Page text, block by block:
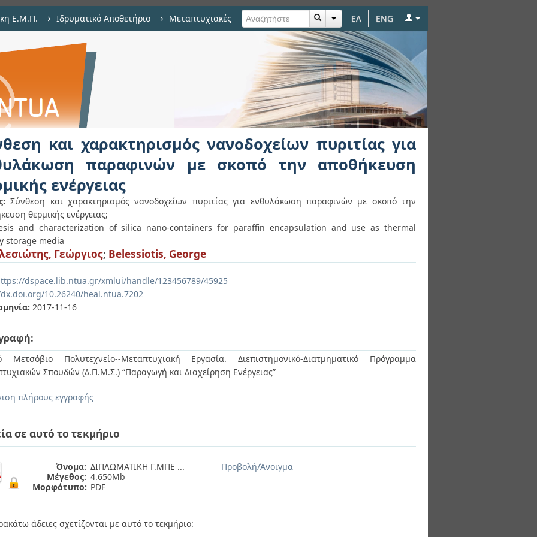
ΕΛ ENG
Ε.Μ.Π. → Ιδρυματικό Αποθετήριο → Μεταπτυχιακές
νανοδοχείων πυριτίας για ενθυλάκωση
την αποθήκευση θερμικής ενέργειας
και χαρακτηρισμός νανοδοχείων πυριτίας για
παραφινών με σκοπό την αποθήκευση
ενέργειας
Σύνθεση και χαρακτηρισμός νανοδοχείων πυριτίας για ενθυλάκωση παραφινών με σκοπό την
θερμικής ενέργειας;
and characterization of silica nano-containers for paraffin encapsulation and use as thermal
storage media
Γεώργιος; Belessiotis, George
dspace.lib.ntua.gr/xmlui/handle/123456789/45925
10.26240/heal.ntua.7202
2017-11-16
Μετσόβιο Πολυτεχνείο--Μεταπτυχιακή Εργασία. Διεπιστημονικό-Διατμηματικό Πρόγραμμα
Σπουδών (Δ.Π.Μ.Σ.) “Παραγωγή και Διαχείρηση Ενέργειας”
πλήρους εγγραφής
σε αυτό το τεκμήριο
Όνομα: ΔΙΠΛΩΜΑΤΙΚΗ Γ.ΜΠΕ ...
Μέγεθος: 4.650Mb
Μορφότυπο: PDF
Προβολή/Άνοιγμα
άδειες σχετίζονται με αυτό το τεκμήριο: